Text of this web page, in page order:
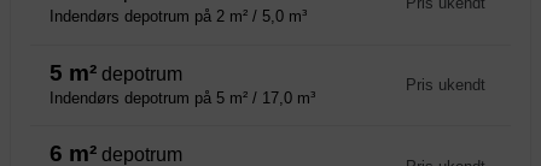
Indendørs depotrum på 2 m² / 5,0 m³
5 m² depotrum
Indendørs depotrum på 5 m² / 17,0 m³
Pris ukendt
6 m² depotrum